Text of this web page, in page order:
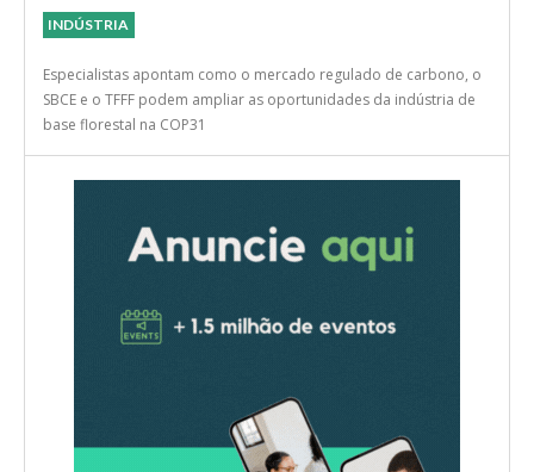
INDÚSTRIA
Especialistas apontam como o mercado regulado de carbono, o
SBCE e o TFFF podem ampliar as oportunidades da indústria de
base florestal na COP31